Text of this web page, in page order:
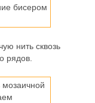
нить сквозь
рядов.